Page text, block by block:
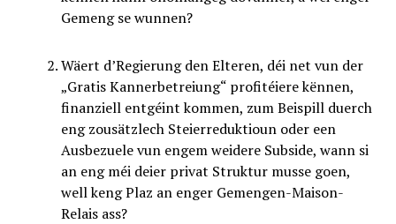
Gemeng se wunnen?
Wäert d’Regierung den Elteren, déi net vun der
„Gratis Kannerbetreiung“ profitéiere kënnen,
finanziell entgéint kommen, zum Beispill duerch
eng zousätzlech Steierreduktioun oder een
Ausbezuele vun engem weidere Subside, wann si
an eng méi deier privat Struktur musse goen,
well keng Plaz an enger Gemengen-Maison-
Relais ass?